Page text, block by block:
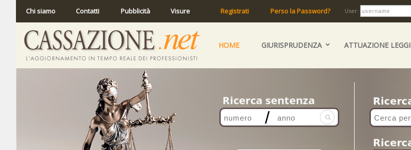
Chi siamo Contatti Pubblicità Visure Registrati Perso la Password? User:
HOME GIURISPRUDENZA ATTUAZIONE LEGGI